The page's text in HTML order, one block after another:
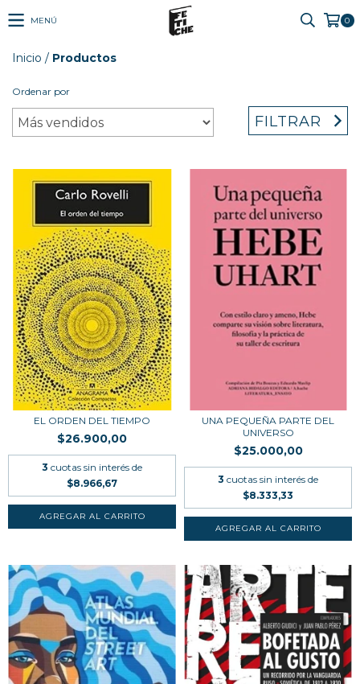
MENÚ 0
Inicio / Productos
Ordenar por
FILTRAR
EL ORDEN DEL TIEMPO
$26.900,00
3 cuotas sin interés de
$8.966,67
UNA PEQUEÑA PARTE DEL
UNIVERSO
$25.000,00
3 cuotas sin interés de
$8.333,33